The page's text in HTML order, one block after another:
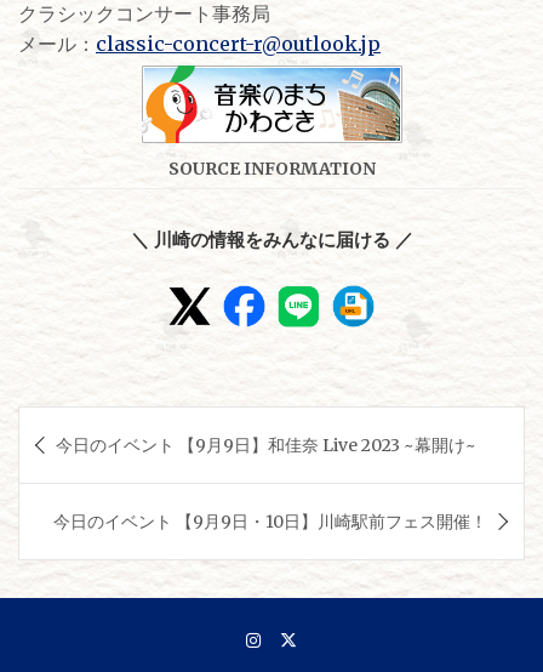
クラシックコンサート事務局
メール： classic-concert-r@outlook.jp
SOURCE INFORMATION
＼ 川崎の情報をみんなに届ける ／
投
稿 今日のイベント 【9月9日】和佳奈 Live 2023 ~幕開け~
今日のイベント 【9月9日・10日】川崎駅前フェス開催！